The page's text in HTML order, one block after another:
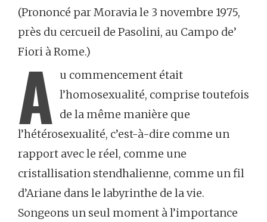
(Prononcé par Moravia le 3 novembre 1975,
près du cercueil de Pasolini, au Campo de’
Fiori à Rome.)
A u commencement était
l’homosexualité, comprise toutefois
de la même manière que
l’hétérosexualité, c’est-à-dire comme un
rapport avec le réel, comme une
cristallisation stendhalienne, comme un fil
d’Ariane dans le labyrinthe de la vie.
Songeons un seul moment à l’importance